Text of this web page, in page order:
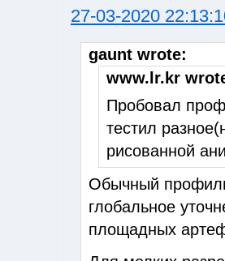
27-03-2020
gaunt wrote:
www.lr.kr
Пробовал
тестил
рисованной
Обычный
глобальное
площадных